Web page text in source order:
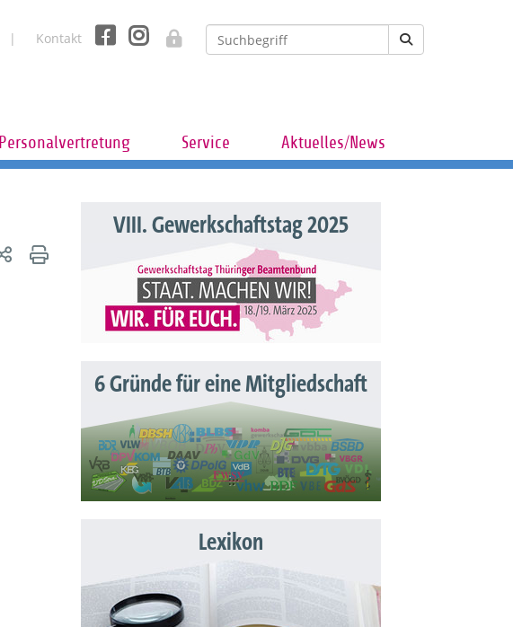
Kontakt
Personalvertretung Service Aktuelles/News
VIII. Gewerkschaftstag 2025
6 Gründe für eine Mitgliedschaft
Lexikon